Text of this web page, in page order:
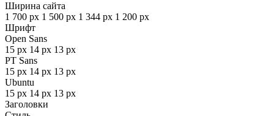
Ширина сайта
1 700 px 1 500 px 1 344 px 1 200 px
Шрифт
Open Sans
15 px 14 px 13 px
PT Sans
15 px 14 px 13 px
Ubuntu
15 px 14 px 13 px
Заголовки